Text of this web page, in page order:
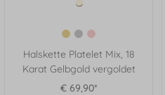
Halskette Platelet Mix, 18
Karat Gelbgold vergoldet
€ 69,90*